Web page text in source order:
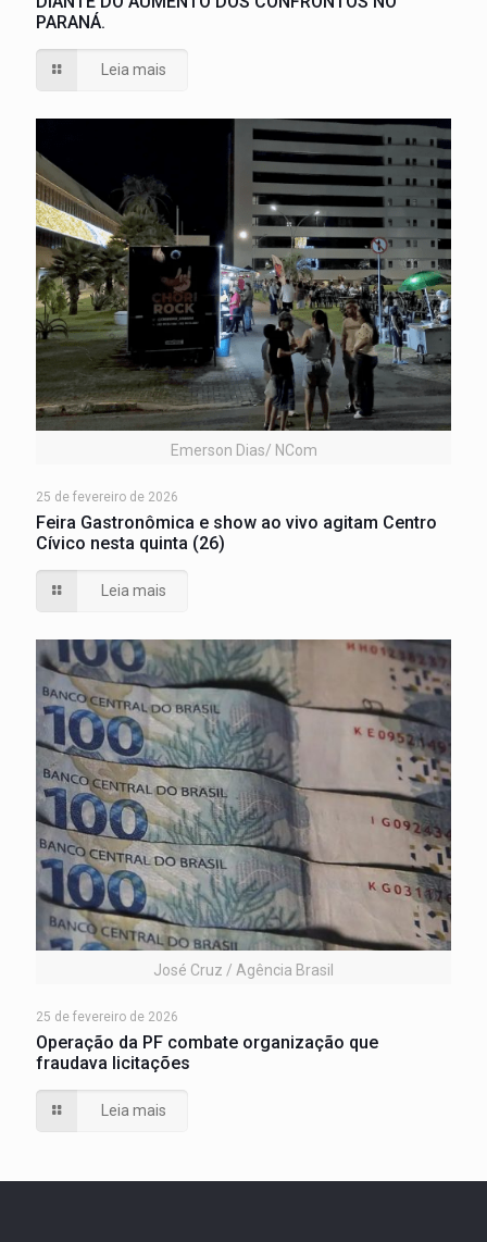
PARANÁ.
Leia mais
Emerson Dias/ NCom
25 de fevereiro de 2026
Feira Gastronômica e show ao vivo agitam Centro
Cívico nesta quinta (26)
Leia mais
José Cruz / Agência Brasil
25 de fevereiro de 2026
Operação da PF combate organização que
fraudava licitações
Leia mais